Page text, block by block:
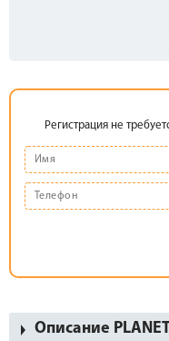
Регистрация не
Описание